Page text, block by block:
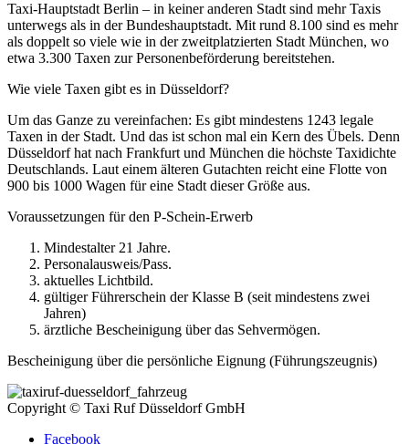
Taxi-Hauptstadt Berlin – in keiner anderen Stadt sind mehr Taxis
unterwegs als in der Bundeshauptstadt. Mit rund 8.100 sind es mehr
als doppelt so viele wie in der zweitplatzierten Stadt München, wo
etwa 3.300 Taxen zur Personenbeförderung bereitstehen.
Wie viele Taxen gibt es in Düsseldorf?
Um das Ganze zu vereinfachen: Es gibt mindestens 1243 legale
Taxen in der Stadt. Und das ist schon mal ein Kern des Übels. Denn
Düsseldorf hat nach Frankfurt und München die höchste Taxidichte
Deutschlands. Laut einem älteren Gutachten reicht eine Flotte von
900 bis 1000 Wagen für eine Stadt dieser Größe aus.
Voraussetzungen für den P-Schein-Erwerb
Mindestalter 21 Jahre.
Personalausweis/Pass.
aktuelles Lichtbild.
gültiger Führerschein der Klasse B (seit mindestens zwei
Jahren)
ärztliche Bescheinigung über das Sehvermögen.
Bescheinigung über die persönliche Eignung (Führungszeugnis)
Copyright © Taxi Ruf Düsseldorf GmbH
Facebook